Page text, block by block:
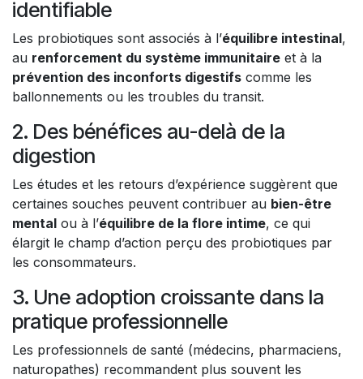
identifiable
Les probiotiques sont associés à l’équilibre intestinal,
au renforcement du système immunitaire et à la
prévention des inconforts digestifs comme les
ballonnements ou les troubles du transit.
2. Des bénéfices au-delà de la
digestion
Les études et les retours d’expérience suggèrent que
certaines souches peuvent contribuer au bien-être
mental ou à l’équilibre de la flore intime, ce qui
élargit le champ d’action perçu des probiotiques par
les consommateurs.
3. Une adoption croissante dans la
pratique professionnelle
Les professionnels de santé (médecins, pharmaciens,
naturopathes) recommandent plus souvent les